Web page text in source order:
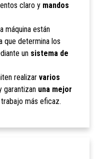
claro y mandos
máquina están
que determina los
un sistema de
realizar varios
garantizan una mejor
trabajo más eficaz.